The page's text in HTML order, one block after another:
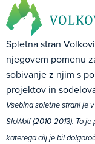
Spletna stran
njegovem pomenu
sobivanje z njim s
projektov in
Vsebina spletne strani je
SloWolf (2010-2013). To
katerega cilj je bil